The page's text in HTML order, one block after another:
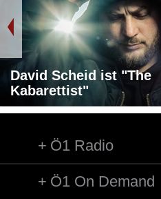
David Scheid ist "The
Kabarettist"
Ö1 Radio
Ö1 On Demand